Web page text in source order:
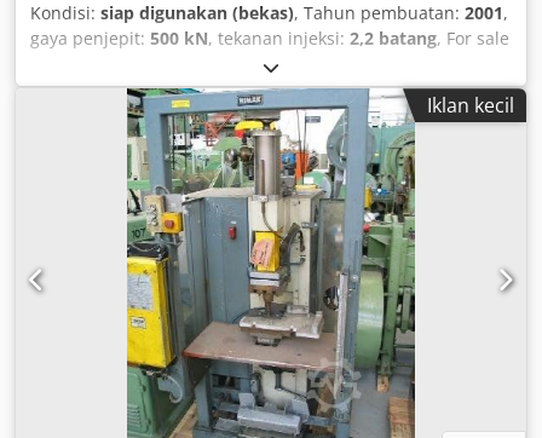
Kondisi: siap digunakan (bekas), Tahun pembuatan: 2001,
gaya penjepit: 500 kN, tekanan injeksi: 2,2 batang, For sale
is an injection moulding machine made by Arburg, model
320 S 500-150. The machine is fully operational. Technical
specifications: - Clamping force: 500 kN - Distance between
tie bars: 320 mm x 320 mm - Mould thickness: 225–350 mm
- Platen dimensions: 445 mm x 445 mm - Maximum platen
opening: 550 mm - Screw diameter: 30 mm - Injection
pressure: 2,200 bar - Weight: 2,250 kg On request and for
an additional fee, dismantling, loading, and transport can
be arranged Europe-wide. Prices are subject to VAT.
Viewing is possible by appointment. Please contact us—
our team will be happy to assist you. Trade-in or exchange
is possible! Machinery purchase/sale PURCHASE / SALE OF
PRODUCTION & METALWORKING MACHINES AND MORE.
Chodpfx Aksqmn Egerja Are you looking for a high-quality
yet affordable metalworking machine for your production?
Iklan kecil